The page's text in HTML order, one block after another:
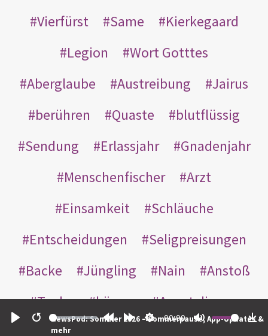
Restart
00:00
NewsPod: Sommer 2026 – Sommerpause, App-Updates &
mehr
Vierfürst
Same
Kierkegaard
Legion
Wort Gotttes
Aberglaube
Austreibung
Jairus
berühren
Quaste
blutflüssig
Sendung
Erlassjahr
Gnadenjahr
Menschenfischer
Arzt
Einsamkeit
Schläuche
Entscheidungen
Seligpreisungen
Backe
Jüngling Nain
Anstoß
Taube
küssen
Apostelinnen